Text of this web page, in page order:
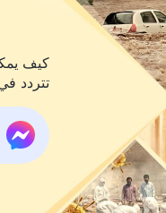
كيف
تتردد